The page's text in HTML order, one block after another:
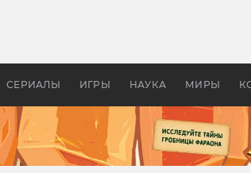
СЕРИАЛЫ ИГРЫ НАУКА МИРЫ
бы «Властелина